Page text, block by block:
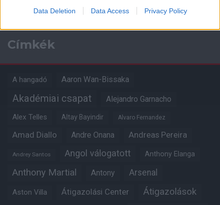
Data Deletion Data Access Privacy Policy
Címkék
A hangadó Aaron Wan-Bissaka
Akadémiai csapat Alejandro Garnacho
Alex Telles Altay Bayindir Alvaro Fernandez
Amad Diallo Andre Onana Andreas Pereira
Andrey Santos Angol válogatott Anthony Elanga
Anthony Martial Antony Arsenal
Aston Villa Átigazolási Center Átigazolások